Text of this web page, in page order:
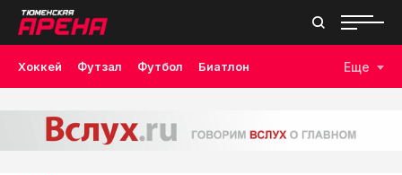
Хоккей Футзал Футбол Биатлон Еще